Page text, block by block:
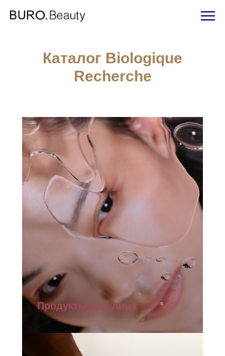
Каталог Biologique
Recherche
Продукты для лица